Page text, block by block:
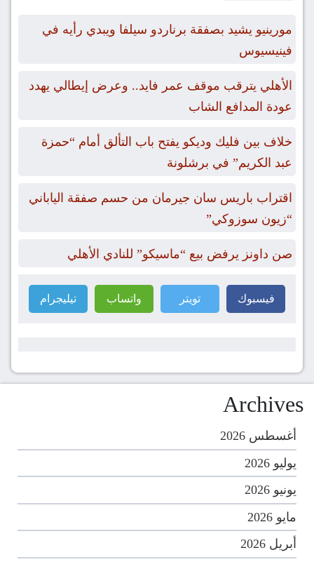
مورينيو يشيد بصفقة برناردو سيلفا ويبدي رأيه في
فينيسيوس
الأهلي يترقب موقف عمر فايد.. وعرض إيطالي يهدد
عودة المدافع الشاب
خلاف بين فليك وديكو يفتح باب التألق أمام “حمزة
عبد الكريم” في برشلونة
اقتراب باريس سان جيرمان من حسم صفقة الياباني
“زيون سوزوكي”
صن داونز يرفض بيع “ماسيكو” للنادي الأهلي
فيسبوك تويتر واتساب تيليجرام
Archives
أغسطس 2026
يوليو 2026
يونيو 2026
مايو 2026
أبريل 2026